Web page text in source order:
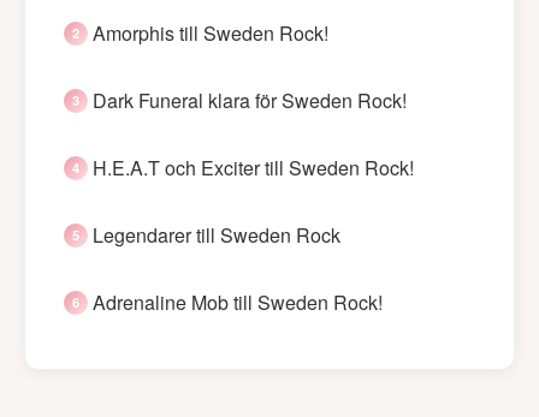
Amorphis till Sweden Rock!
Dark Funeral klara för Sweden Rock!
H.E.A.T och Exciter till Sweden Rock!
Legendarer till Sweden Rock
Adrenaline Mob till Sweden Rock!